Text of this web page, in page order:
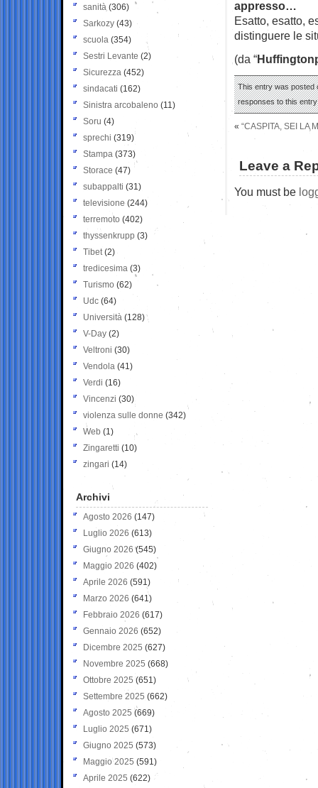
appresso…
Esatto, esatto,
distinguere le
(da “
This entry was posted
responses to this
« “CASPITA, SEI LA
Leave a
You must be
sanità (306)
Sarkozy (43)
scuola (354)
Sestri Levante (2)
Sicurezza (452)
sindacati (162)
Sinistra arcobaleno (11)
Soru (4)
sprechi (319)
Stampa (373)
Storace (47)
subappalti (31)
televisione(244)
terremoto (402)
thyssenkrupp (3)
Tibet(2)
tredicesima (3)
Turismo (62)
Udc (64)
Università (128)
V-Day (2)
Veltroni (30)
Vendola (41)
Verdi (16)
Vincenzi (30)
violenza sulle donne (342)
Web (1)
Zingaretti (10)
zingari (14)
Archivi
Agosto 2026 (147)
Luglio 2026 (613)
Giugno 2026 (545)
Maggio 2026 (402)
Aprile 2026 (591)
Marzo 2026 (641)
Febbraio 2026 (617)
Gennaio 2026 (652)
Dicembre 2025 (627)
Novembre 2025 (668)
Ottobre 2025 (651)
Settembre 2025 (662)
Agosto 2025 (669)
Luglio 2025 (671)
Giugno 2025 (573)
Maggio 2025 (591)
Aprile 2025 (622)